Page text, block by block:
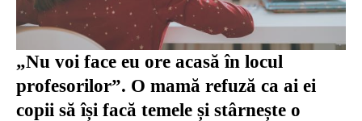
„Nu voi face eu ore acasă în locul
profesorilor”. O mamă refuză ca ai ei
copii să își facă temele și stârnește o